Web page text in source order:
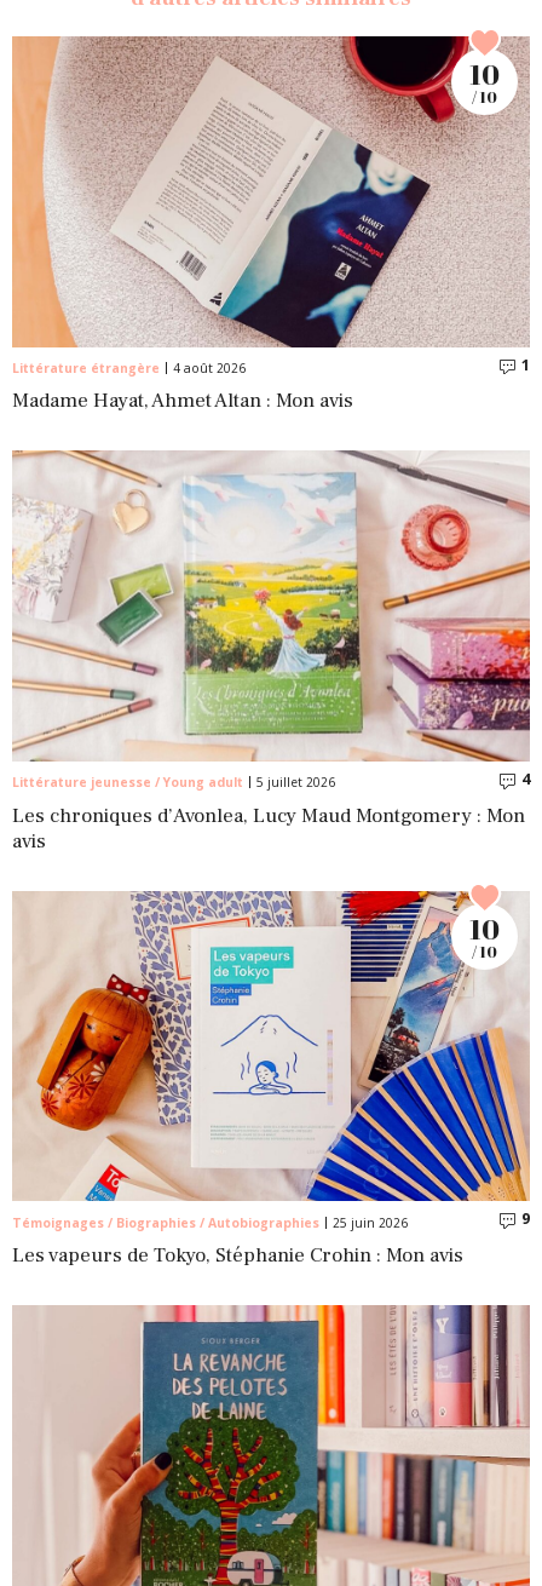
Littérature étrangère 4 août 2026 1
Madame Hayat, Ahmet Altan : Mon avis
10
/ 10
Littérature jeunesse / Young adult 5 juillet 2026 4
Les chroniques d’Avonlea, Lucy Maud Montgomery : Mon
avis
Témoignages / Biographies / Autobiographies 25 juin 2026 9
Les vapeurs de Tokyo, Stéphanie Crohin : Mon avis
10
/ 10